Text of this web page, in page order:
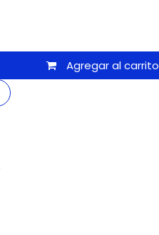
Agregar al carrito